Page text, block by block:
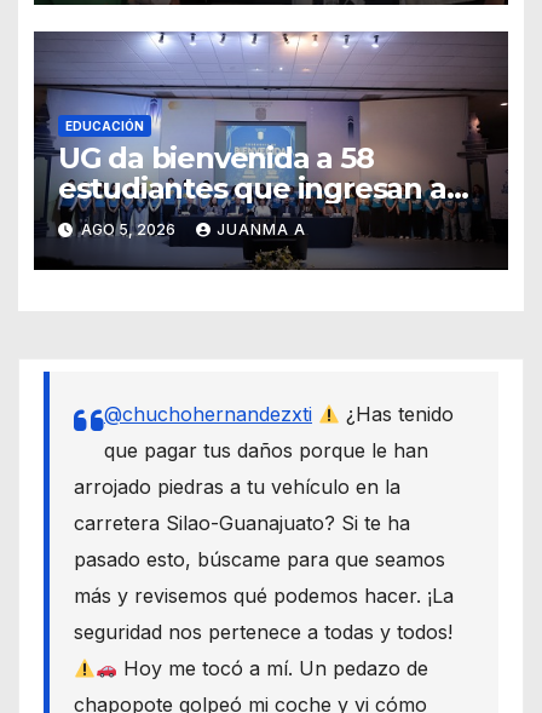
EDUCACIÓN
UG da bienvenida a 58
estudiantes que ingresan a
través de los programas de
equidad
AGO 5, 2026 JUANMA A
@chuchohernandezxti
¿Has tenido
que pagar tus daños porque le han
arrojado piedras a tu vehículo en la
carretera Silao-Guanajuato? Si te ha
pasado esto, búscame para que seamos
más y revisemos qué podemos hacer. ¡La
seguridad nos pertenece a todas y todos!
Hoy me tocó a mí. Un pedazo de
chapopote golpeó mi coche y vi cómo